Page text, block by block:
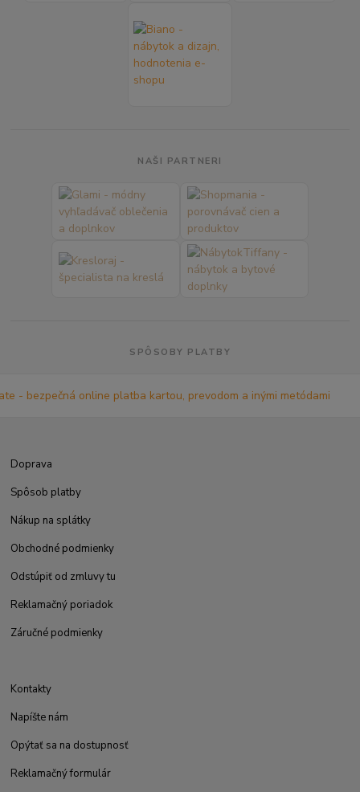
NAŠI PARTNERI
SPÔSOBY PLATBY
Doprava
Spôsob platby
Nákup na splátky
Obchodné podmienky
Odstúpiť od zmluvy tu
Reklamačný poriadok
Záručné podmienky
Kontakty
Napíšte nám
Opýtať sa na dostupnosť
Reklamačný formulár